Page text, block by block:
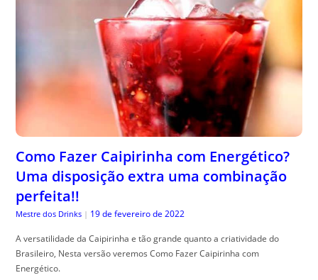
Como Fazer Caipirinha com Energético?
Uma disposição extra uma combinação
perfeita!!
Mestre dos Drinks | 19 de fevereiro de 2022
A versatilidade da Caipirinha e tão grande quanto a criatividade do
Brasileiro, Nesta versão veremos Como Fazer Caipirinha com
Energético.